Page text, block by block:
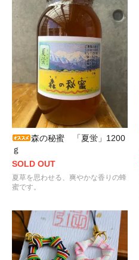
森の秘蜜 「夏蛍」1200
ｇ
SOLD OUT
夏草を思わせる、爽やかな香りの蜂
蜜です。